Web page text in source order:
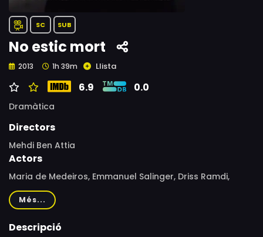
SC SUB
No estic mort
2013 1h 39m Llista
6.9 0.0
Dramàtica
Directors
Mehdi Ben Attia
Actors
Maria de Medeiros, Emmanuel Salinger, Driss Ramdi,
Mehdi Dehbi, Nicolas Maury, Salim Kéchiouche, Albert
Delpy, Slimane Dazi, Dimitri Storoge
Més...
Descripció